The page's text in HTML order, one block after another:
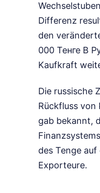
Differenz
den
000 Тенге В
Kaufkraft
Die russische
Rückfluss von
gab bekannt,
des Tenge
Exporteure.